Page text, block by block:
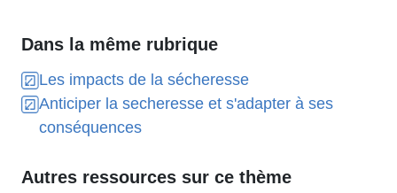
Dans la même rubrique
Les impacts de la sécheresse
Anticiper la secheresse et s'adapter à ses
conséquences
Autres ressources sur ce thème